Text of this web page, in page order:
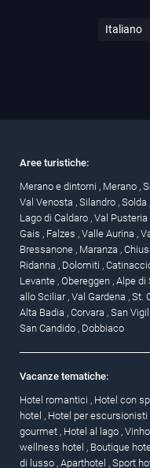
Aree turistiche:
Merano e dintorni , Merano ,
Val Venosta , Silandro , Solda
Lago di Caldaro , Val Pusteria
Gais , Falzes , Valle Aurina ,
Bressanone , Maranza ,
Ridanna , Dolomiti ,
Levante , Obereggen , Alpe di
allo Sciliar , Val Gardena , St.
Alta Badia , Corvara , San
San Candido , Dobbiaco
Vacanze tematiche:
Hotel romantici , Hotel con
hotel , Hotel per escursionisti
gourmet , Hotel al lago ,
wellness hotel , Boutique
di lusso , Aparthotel , Sport